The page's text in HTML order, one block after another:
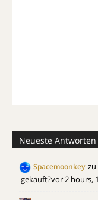
Neueste Antworten
Spacemoonkey zu
gekauft?vor 2 hours,